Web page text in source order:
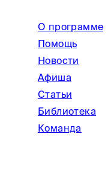
О программе
Помощь
Новости
Афиша
Статьи
Библиотека
Команда